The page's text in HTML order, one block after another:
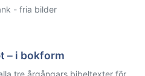
- fria bilder
– i bokform